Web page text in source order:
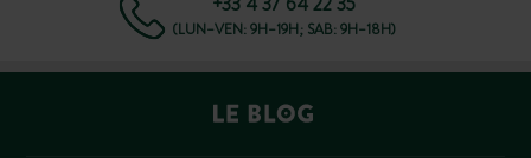
(LUN–VEN: 9H–19H; SAB: 9H–18H)